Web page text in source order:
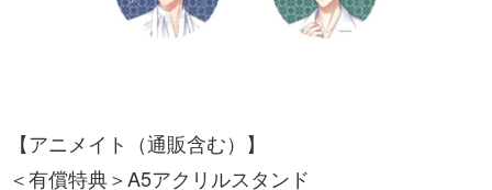
【アニメイト（通販含む）】
＜有償特典＞A5アクリルスタンド